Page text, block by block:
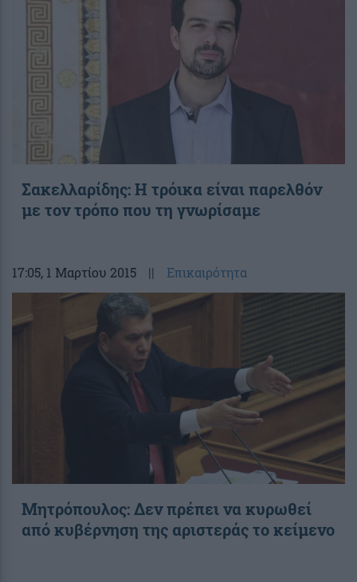
Σακελλαρίδης: Η τρόικα είναι παρελθόν
με τον τρόπο που τη γνωρίσαμε
17:05, 1 Μαρτίου 2015 || Επικαιρότητα
Μητρόπουλος: Δεν πρέπει να κυρωθεί
από κυβέρνηση της αριστεράς το κείμενο